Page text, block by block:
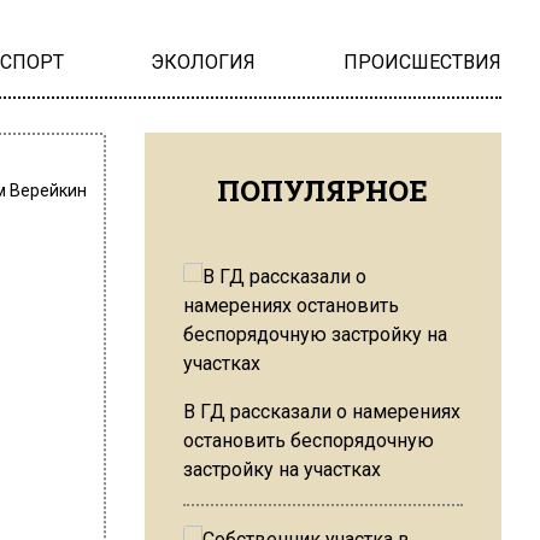
ЭКОЛОГИЯ ПРОИСШЕСТВИЯ
Верейкин ПОПУЛЯРНОЕ
В ГД рассказали о намерениях
остановить беспорядочную
застройку на участках